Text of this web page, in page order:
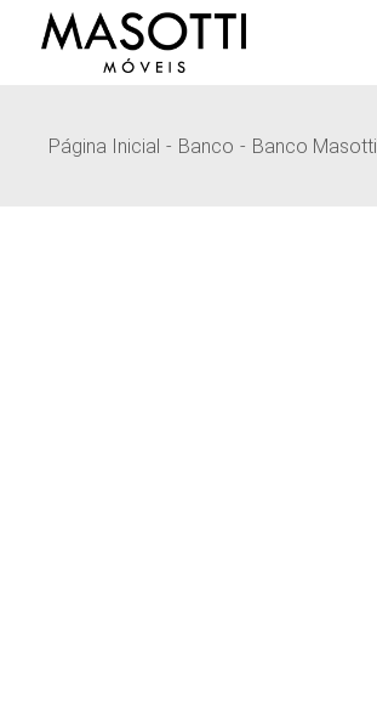
Página Inicial Banco Banco Masotti